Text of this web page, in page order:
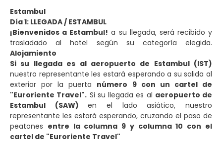
Estambul
Día 1: LLEGADA / ESTAMBUL
¡Bienvenidos a Estambul! a su llegada, será recibido y
trasladado al hotel según su categoría elegida.
Alojamiento
Si su llegada es al aeropuerto de Estambul (IST)
nuestro representante les estará esperando a su salida al
exterior por la puerta número 9 con un cartel de
"Euroriente Travel". Si su llegada es al aeropuerto de
Estambul (SAW)en el lado asiático, nuestro
representante les estará esperando, cruzando el paso de
peatones entre la columna 9 y columna 10 con el
cartel de "Euroriente Travel"